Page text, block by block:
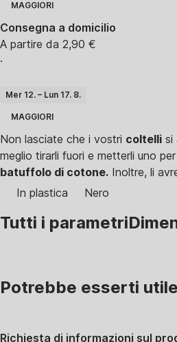
MAGGIORI
Consegna a domicilio
A partire da 2,90 €
·
Mer 12. – Lun 17. 8.
MAGGIORI
Non lasciate che i vostri coltelli si
meglio tirarli fuori e metterli uno
batuffolo di cotone. Inoltre, li
In plastica
Nero
Tutti i parametri
Potrebbe esserti utile
Richiesta di informazioni sul